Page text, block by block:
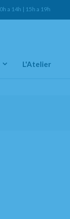
a 14h | 15h a 19h
L'Atelier
Sib